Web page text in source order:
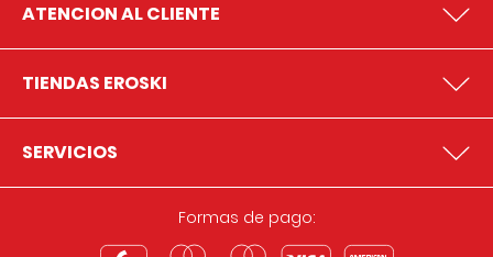
ATENCION AL CLIENTE
TIENDAS EROSKI
SERVICIOS
Formas de pago: